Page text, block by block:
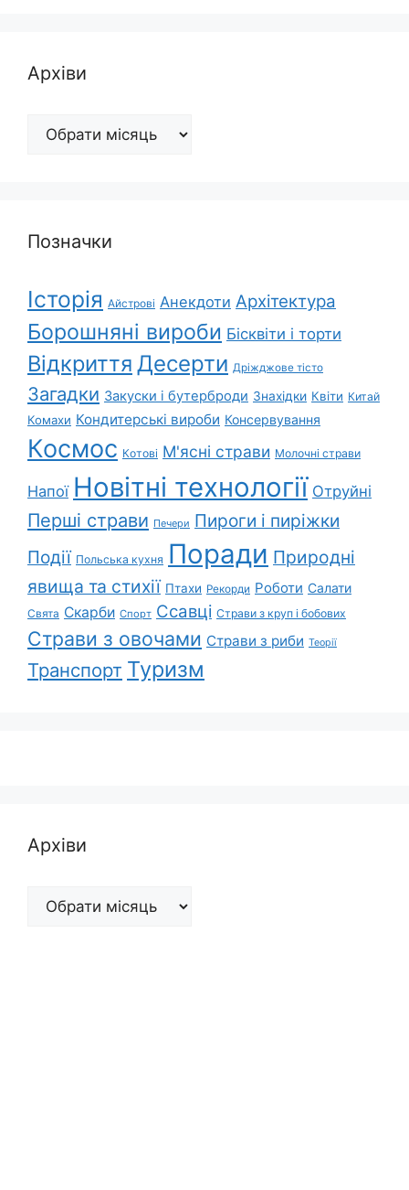
Архіви
Архіви
Позначки
Історія Айстрові Анекдоти Архітектура
Борошняні вироби Бісквіти і торти
Відкриття Десерти Дріжджове тісто
Загадки Закуски і бутерброди Знахідки Квіти Китай
Комахи Кондитерські вироби Консервування
Космос Котові М'ясні страви Молочні страви
Напої Новітні технології Отруйні
Перші страви Печери Пироги і пиріжки
Події Польська кухня Поради Природні
явища та стихії Птахи Рекорди Роботи Салати
Свята Скарби Спорт Ссавці Страви з круп і бобових
Страви з овочами Страви з риби Теорії
Транспорт Туризм
Архіви
Архіви